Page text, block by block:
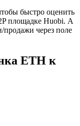
быстро оценить
площадке Huobi. А
продажи через поле
ETH к